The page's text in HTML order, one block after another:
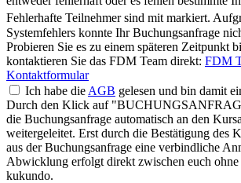
Fehlerhafte Teilnehmer sind mit markiert.
Systemfehlers konnte Ihr Buchungsanfrage
Probieren Sie es zu einem späteren Zeitpunkt
kontaktieren Sie das FDM Team direkt: FDM
Kontaktformular
Ich habe die AGB gelesen und bin damit
Durch den Klick auf
die Buchungsanfrage automatisch an den
weitergeleitet. Erst durch die Bestätigung des
aus der Buchungsanfrage eine verbindliche
Abwicklung erfolgt direkt zwischen euch
kukundo.